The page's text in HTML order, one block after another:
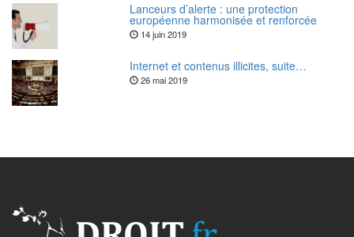
Lanceurs d’alerte : une protection
européenne harmonisée et renforcée
14 juin 2019
Internet et contenus illicites, suite…
26 mai 2019